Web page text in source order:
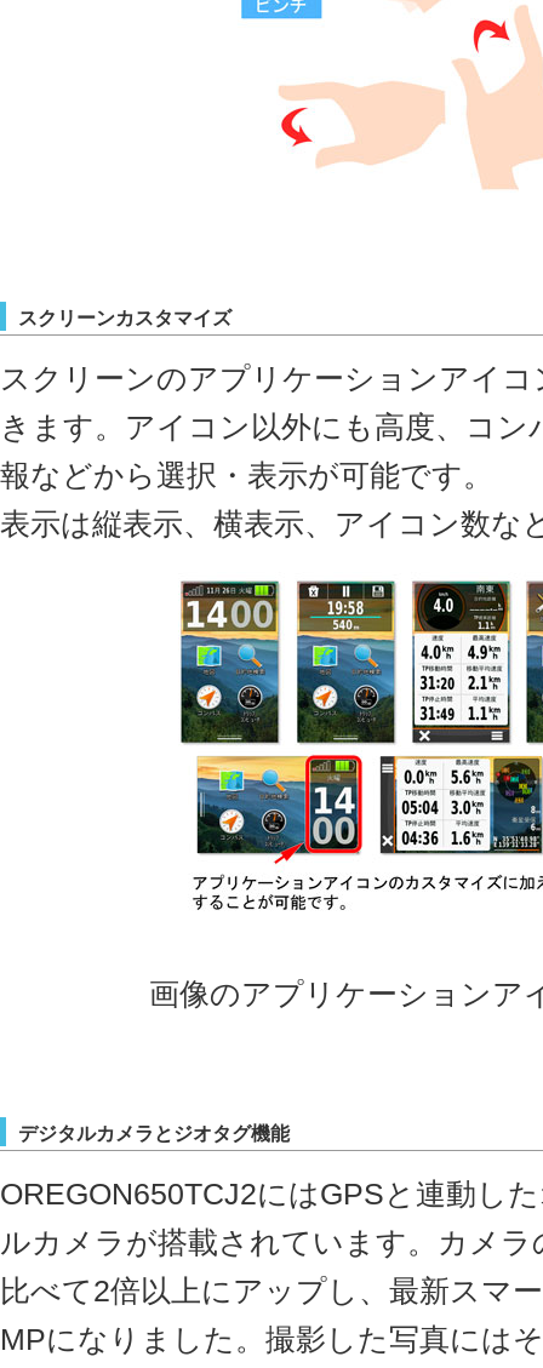
スクリーンカスタマイズ
スクリーンのアプリケーションアイ
きます。アイコン以外にも高度、コン
報などから選択・表示が可能です。
表示は縦表示、横表示、アイコン数な
画像のアプリケーションア
デジタルカメラとジオタグ機能
OREGON650TCJ2にはGPSと連動し
ルカメラが搭載されています。カメラ
比べて2倍以上にアップし、最新スマ
MPになりました。撮影した写真には